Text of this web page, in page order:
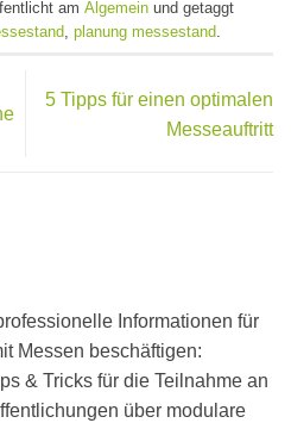
am Algemeinund getaggt
, planung messestand.
5 Tipps für einen optimalen
Messeauftritt
Informationen für
Messen beschäftigen:
& Tricks für die Teilnahme an
über modulare